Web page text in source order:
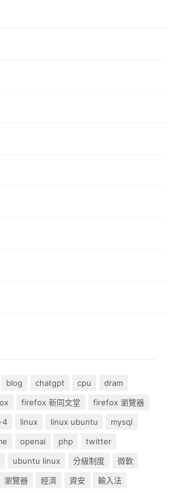
blog chatgpt cpu
dram
firefox 新同文堂
firefox 瀏覽器
4 linux linux ubuntu
mysql
openai php
twitter
ubuntu linux 分級制度
微軟
瀏覽器 經濟 資安 輸入法